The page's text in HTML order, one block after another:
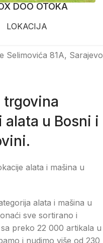
DOO OTOKA
LOKACIJA
Selimovića 81A, Sarajevo
trgovina
alata u Bosni i
alata i mašina u
alata i mašina u
sve sortirano i
preko 22 000 artikala u
i nudimo više od 230